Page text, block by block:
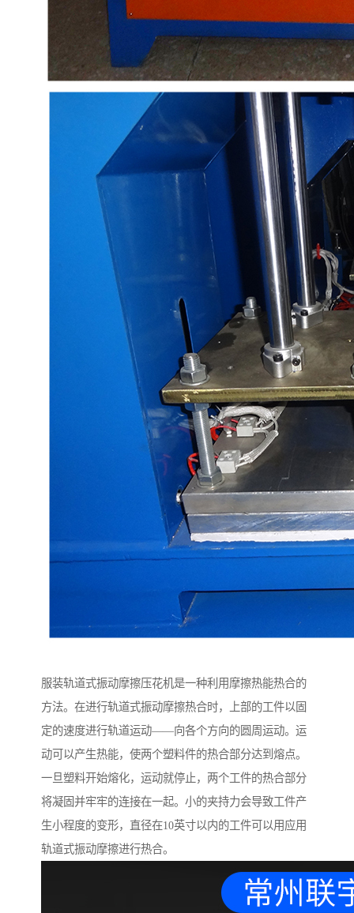
服装轨道式振动摩擦压花机是一种利用摩擦热能热合的
方法。在进行轨道式振动摩擦热合时，上部的工件以固
定的速度进行轨道运动——向各个方向的圆周运动。运
动可以产生热能，使两个塑料件的热合部分达到熔点。
一旦塑料开始熔化，运动就停止，两个工件的热合部分
将凝固并牢牢的连接在一起。小的夹持力会导致工件产
生小程度的变形，直径在10英寸以内的工件可以用应用
轨道式振动摩擦进行热合。